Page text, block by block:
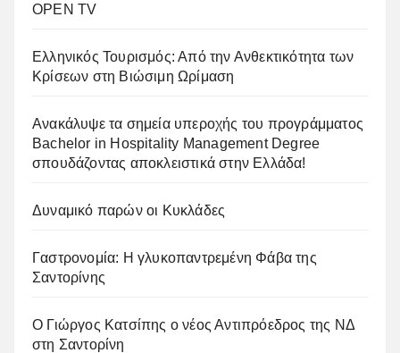
OPEN TV
Ελληνικός Τουρισμός: Από την Ανθεκτικότητα των
Κρίσεων στη Βιώσιμη Ωρίμαση
Ανακάλυψε τα σημεία υπεροχής του προγράμματος
Bachelor in Hospitality Management Degree
σπουδάζοντας αποκλειστικά στην Ελλάδα!
Δυναμικό παρών οι Κυκλάδες
Γαστρονομία: Η γλυκοπαντρεμένη Φάβα της
Σαντορίνης
Ο Γιώργος Κατσίπης ο νέος Αντιπρόεδρος της ΝΔ
στη Σαντορίνη